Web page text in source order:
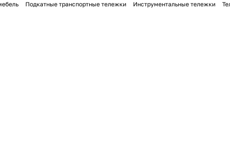
Подкатные транспортные тележки Инструментальные тележки